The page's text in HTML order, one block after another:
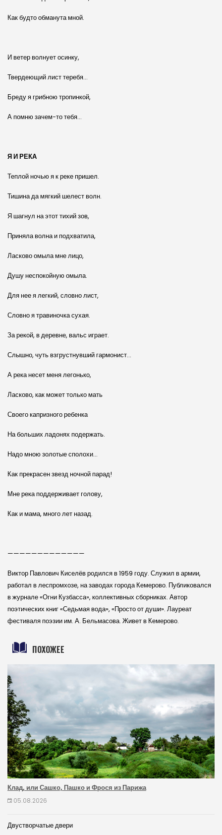
Как будто обманута мной.
И ветер волнует осинку,
Твердеющий лист теребя…
Бреду я грибною тропинкой,
А помню зачем-то тебя…
Я И РЕКА
Теплой ночью я к реке пришел.
Тишина да мягкий шелест волн.
Я шагнул на этот тихий зов,
Приняла волна и подхватила,
Ласково омыла мне лицо,
Душу неспокойную омыла.
Для нее я легкий, словно лист,
Словно я травиночка сухая.
За рекой, в деревне, вальс играет.
Слышно, чуть взгрустнувший гармонист…
А река несет меня легонько,
Ласково, как может только мать
Своего капризного ребенка
На больших ладонях подержать.
Надо мною золотые сполохи…
Как прекрасен звезд ночной парад!
Мне река поддерживает голову,
Как и мама, много лет назад.
—————————————
Виктор Павлович Киселёв родился в 1959 году. Служил в армии,
работал в леспромхозе, на заводах города Кемерово. Публиковался
в журнале «Огни Кузбасса», коллективных сборниках. Автор
поэтических книг «Седьмая вода», «Просто от души». Лауреат
фестиваля поэзии им. А. Бельмасова. Живет в Кемерово.
ПОХОЖЕЕ
Клад, или Сашко, Пашко и Фрося из Парижа
05.08.2026
Двустворчатые двери